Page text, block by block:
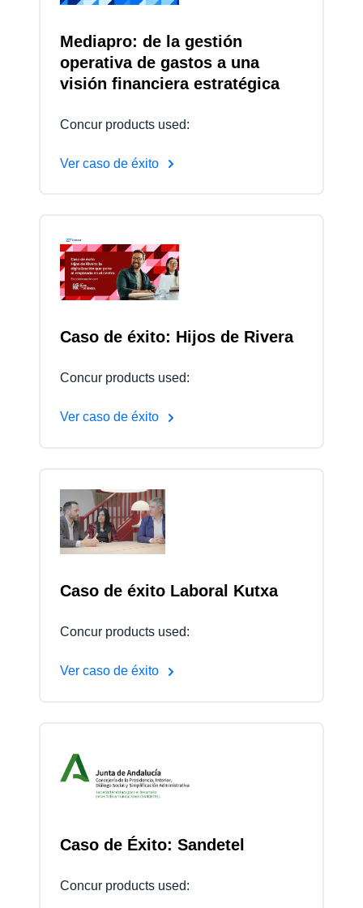
Mediapro: de la gestión
operativa de gastos a una
visión financiera estratégica
Concur products used:
Ver caso de éxito
Caso de éxito: Hijos de Rivera
Concur products used:
Ver caso de éxito
Caso de éxito Laboral Kutxa
Concur products used:
Ver caso de éxito
Caso de Éxito: Sandetel
Concur products used: